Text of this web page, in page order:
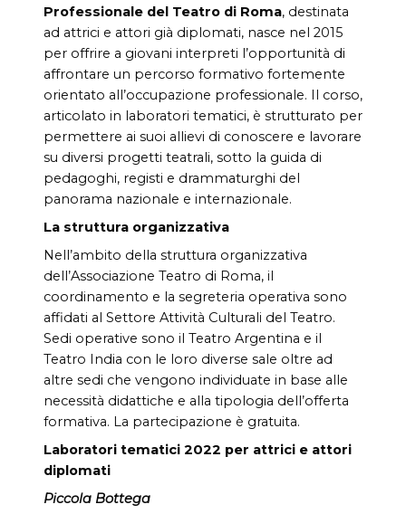
Professionale del Teatro di Roma, destinata
ad attrici e attori già diplomati, nasce nel 2015
per offrire a giovani interpreti l’opportunità di
affrontare un percorso formativo fortemente
orientato all’occupazione professionale. Il corso,
articolato in laboratori tematici, è strutturato per
permettere ai suoi allievi di conoscere e lavorare
su diversi progetti teatrali, sotto la guida di
pedagoghi, registi e drammaturghi del
panorama nazionale e internazionale.
La struttura organizzativa
Nell’ambito della struttura organizzativa
dell’Associazione Teatro di Roma, il
coordinamento e la segreteria operativa sono
affidati al Settore Attività Culturali del Teatro.
Sedi operative sono il Teatro Argentina e il
Teatro India con le loro diverse sale oltre ad
altre sedi che vengono individuate in base alle
necessità didattiche e alla tipologia dell’offerta
formativa. La partecipazione è gratuita.
Laboratori tematici 2022 per attrici e attori
diplomati
Piccola Bottega